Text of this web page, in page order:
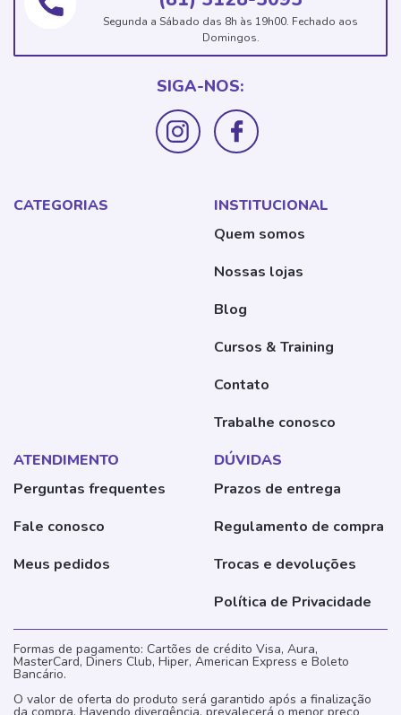
Segunda a Sábado das 8h às 19h00. Fechado aos
Domingos.
SIGA-NOS:
CATEGORIAS
INSTITUCIONAL
Quem somos
Nossas lojas
Blog
Cursos & Training
Contato
Trabalhe conosco
ATENDIMENTO
Perguntas frequentes
Fale conosco
Meus pedidos
DÚVIDAS
Prazos de entrega
Regulamento de compra
Trocas e devoluções
Política de Privacidade
Formas de pagamento: Cartões de crédito Visa, Aura,
MasterCard, Diners Club, Hiper, American Express e Boleto
Bancário.
O valor de oferta do produto será garantido após a finalização
da compra. Havendo divergência, prevalecerá o menor preço